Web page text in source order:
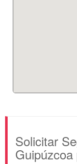
Solicitar